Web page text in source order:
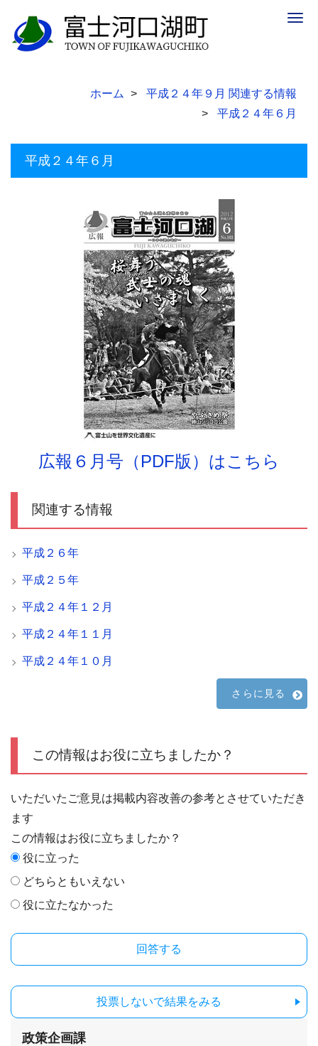
ホーム
平成２４年９月 関連する情報
平成２４年６月
平成２４年６月
広報６月号（PDF版）はこちら
関連する情報
平成２６年
平成２５年
平成２４年１２月
平成２４年１１月
平成２４年１０月
さらに見る
この情報はお役に立ちましたか？
いただいたご意見は掲載内容改善の参考とさせていただき
ます
この情報はお役に立ちましたか？
役に立った
どちらともいえない
役に立たなかった
投票しないで結果をみる
政策企画課